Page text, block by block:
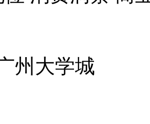
州大学城